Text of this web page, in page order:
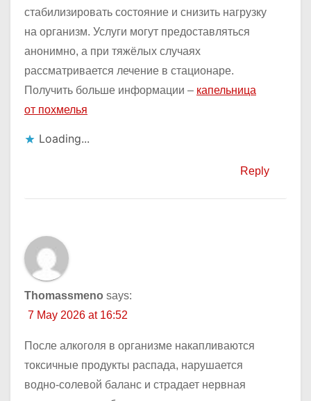
стабилизировать состояние и снизить нагрузку
на организм. Услуги могут предоставляться
анонимно, а при тяжёлых случаях
рассматривается лечение в стационаре.
Получить больше информации – капельница
от похмелья
Loading...
Reply
Thomassmeno says:
7 May 2026 at 16:52
После алкоголя в организме накапливаются
токсичные продукты распада, нарушается
водно-солевой баланс и страдает нервная